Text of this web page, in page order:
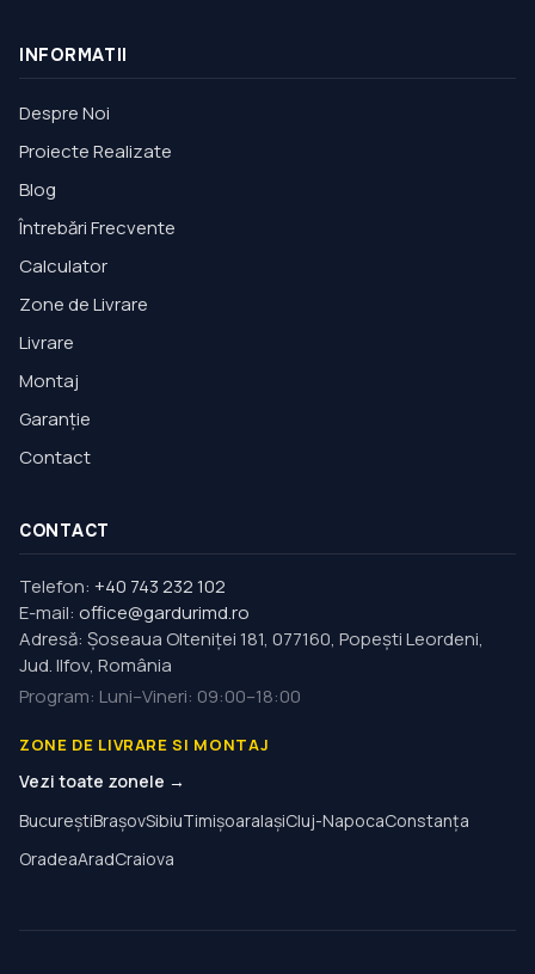
INFORMATII
Despre Noi
Proiecte Realizate
Blog
Întrebări Frecvente
Calculator
Zone de Livrare
Livrare
Montaj
Garanție
Contact
CONTACT
Telefon: +40 743 232 102
E-mail: office@gardurimd.ro
Adresă: Şoseaua Olteniţei 181, 077160, Popești Leordeni,
Jud. Ilfov, România
Program: Luni–Vineri: 09:00–18:00
ZONE DE LIVRARE SI MONTAJ
Vezi toate zonele →
BucureștiBrașovSibiuTimișoaraIașiCluj-NapocaConstanța
OradeaAradCraiova